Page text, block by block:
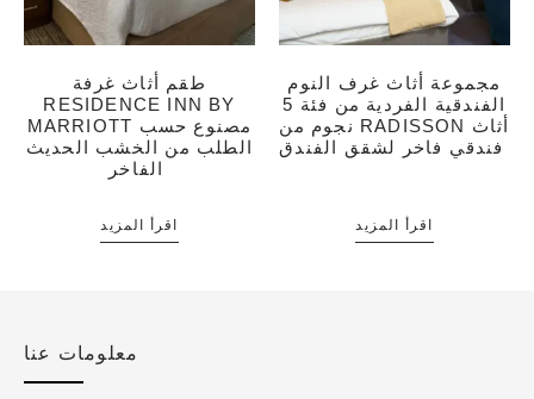
طقم أثاث غرفة
RESIDENCE INN BY
MARRIOTT مصنوع حسب
الطلب من الخشب الحديث
اقرأ المزيد
مجموعة أثاث غرف النوم
الفندقية الفردية من فئة 5
نجوم من RADISSON أثاث
اقرأ المزيد
معلومات عنا